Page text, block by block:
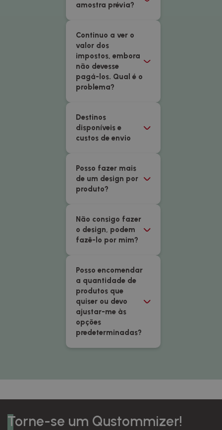
amostra prévia?
Continuo a ver o
valor dos
impostos, embora
não devesse
pagá-los. Qual é o
problema?
Destinos
disponíveis e
custos de envio
Posso fazer mais
de um design por
produto?
Não consigo fazer
o design, podem
fazê-lo por mim?
Posso encomendar
a quantidade de
produtos que
quiser ou devo
ajustar-me às
opções
predeterminadas?
Torne-se um Qustommizer!